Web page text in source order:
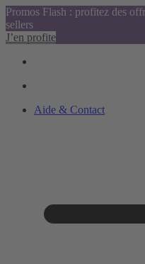
Promos Flash : profitez des
sellers
J’en profite
Aide & Contact